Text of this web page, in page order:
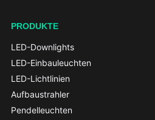
PRODUKTE
LED-Downlights
LED-Einbauleuchten
LED-Lichtlinien
Aufbaustrahler
Pendelleuchten